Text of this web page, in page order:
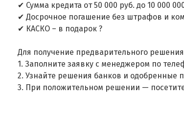
✔ Сумма кредита от 50 000 руб. до 10 000
✔ Досрочное погашение без штрафов и
✔ КАСКО – в подарок ?
Для получение предварительного
1. Заполните заявку с менеджером по
2. Узнайте решения банков и одобренные
3. При положительном решении —